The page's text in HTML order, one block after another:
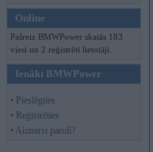
Online
Pašreiz BMWPower skatās 183
viesi un 2 reģistrēti lietotāji.
Ienākt BMWPower
• Pieslēgties
• Reģistrēties
• Aizmirsi paroli?